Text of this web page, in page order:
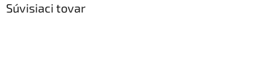
Súvisiaci tovar